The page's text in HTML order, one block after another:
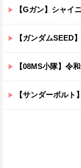
【Gガン】シャイニングガ
【ガンダムSEED】強い方
【08MS小隊】令和最新ケ
【サンダーボルト】イオ「常に